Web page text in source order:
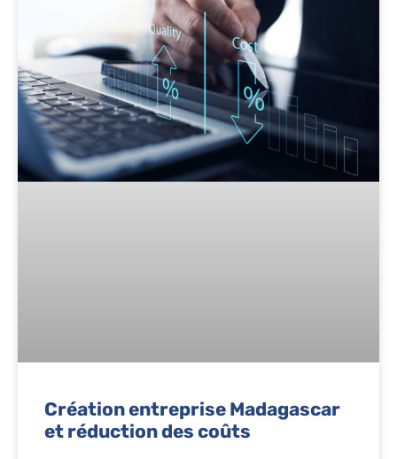
Création entreprise Madagascar
et réduction des coûts